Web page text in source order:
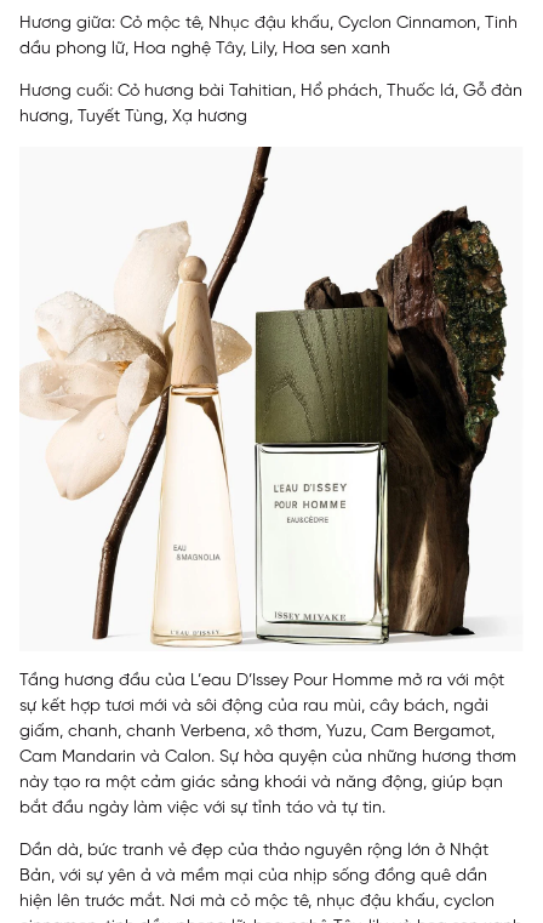
Hương giữa: Cỏ mộc tê, Nhục đậu khấu, Cyclon Cinnamon, Tinh
dầu phong lữ, Hoa nghệ Tây, Lily, Hoa sen xanh
Hương cuối: Cỏ hương bài Tahitian, Hổ phách, Thuốc lá, Gỗ đàn
hương, Tuyết Tùng, Xạ hương
Tầng hương đầu của L’eau D’Issey Pour Homme mở ra với một
sự kết hợp tươi mới và sôi động của rau mùi, cây bách, ngải
giấm, chanh, chanh Verbena, xô thơm, Yuzu, Cam Bergamot,
Cam Mandarin và Calon. Sự hòa quyện của những hương thơm
này tạo ra một cảm giác sảng khoái và năng động, giúp bạn
bắt đầu ngày làm việc với sự tỉnh táo và tự tin.
Dần dà, bức tranh vẻ đẹp của thảo nguyên rộng lớn ở Nhật
Bản, với sự yên ả và mềm mại của nhịp sống đồng quê dần
hiện lên trước mắt. Nơi mà cỏ mộc tê, nhục đậu khấu, cyclon